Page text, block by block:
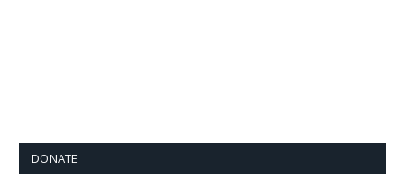
DONATE